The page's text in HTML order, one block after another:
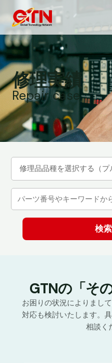
ス
キ
ッ
プ 修理実績
Repair case
GTNの「そ
お困りの状況によりまし
対応も検討いたします。
相談く